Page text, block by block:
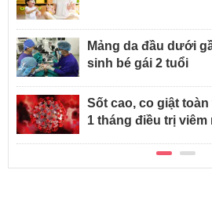
Mảng da đầu dưới
sinh bé gái 2 tuổi
Sốt cao, co giật
1 tháng điều trị viêm